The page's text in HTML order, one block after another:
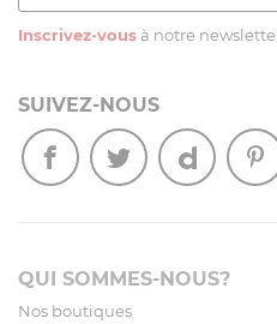
Inscrivez-vous à notre
SUIVEZ-NOUS
QUI SOMMES-NOUS?
Nos boutiques